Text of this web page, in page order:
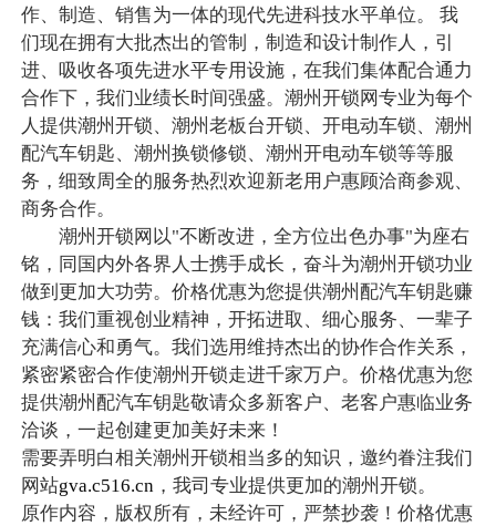
作、制造、销售为一体的现代先进科技水平单位。 我
们现在拥有大批杰出的管制，制造和设计制作人，引
进、吸收各项先进水平专用设施，在我们集体配合通力
合作下，我们业绩长时间强盛。潮州开锁网专业为每个
人提供潮州开锁、潮州老板台开锁、开电动车锁、潮州
配汽车钥匙、潮州换锁修锁、潮州开电动车锁等等服
务，细致周全的服务热烈欢迎新老用户惠顾洽商参观、
商务合作。
潮州开锁网以"不断改进，全方位出色办事"为座右
铭，同国内外各界人士携手成长，奋斗为潮州开锁功业
做到更加大功劳。价格优惠为您提供潮州配汽车钥匙赚
钱：我们重视创业精神，开拓进取、细心服务、一辈子
充满信心和勇气。我们选用维持杰出的协作合作关系，
紧密紧密合作使潮州开锁走进千家万户。价格优惠为您
提供潮州配汽车钥匙敬请众多新客户、老客户惠临业务
洽谈，一起创建更加美好未来！
需要弄明白相关潮州开锁相当多的知识，邀约眷注我们
网站gva.c516.cn，我司专业提供更加的潮州开锁。
原作内容，版权所有，未经许可，严禁抄袭！价格优惠